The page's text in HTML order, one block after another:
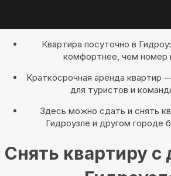
Квартира посуточно в
комфортнее, чем номер
Краткосрочная аренда квартир
для туристов и
Здесь можно сдать и снять
Гидроузле и другом городе
Снять квартиру с